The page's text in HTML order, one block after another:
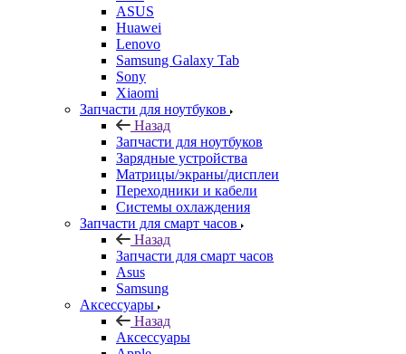
ASUS
Huawei
Lenovo
Samsung Galaxy Tab
Sony
Xiaomi
Запчасти для ноутбуков
Назад
Запчасти для ноутбуков
Зарядные устройства
Матрицы/экраны/дисплеи
Переходники и кабели
Системы охлаждения
Запчасти для смарт часов
Назад
Запчасти для смарт часов
Asus
Samsung
Аксессуары
Назад
Аксессуары